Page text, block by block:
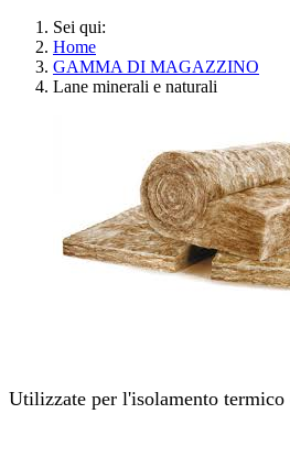
Sei qui:
Home
GAMMA DI MAGAZZINO
Lane minerali e naturali
Utilizzate per l'isolamento